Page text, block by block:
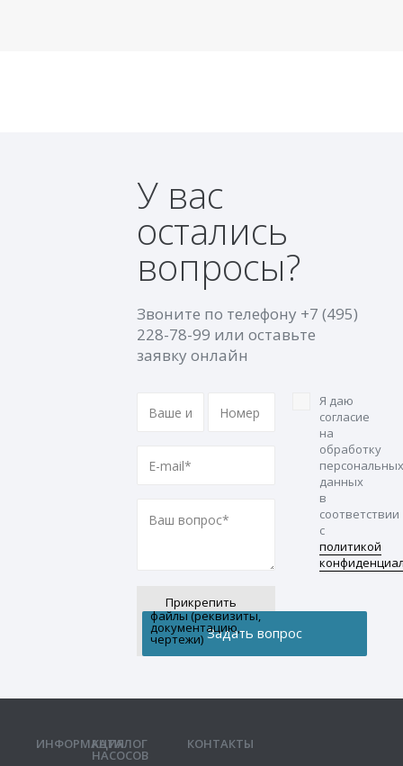
У вас
остались
вопросы?
Звоните по телефону +7 (495)
228-78-99 или оставьте
заявку онлайн
Прикрепить
файлы (реквизиты,
документацию,
чертежи)
Я даю
согласие
на
обработку
персональных
данных
в
соответствии
с
политикой
КОНТАКТЫ
ИНФОРМАЦИЯ
КАТАЛОГ
НАСОСОВ